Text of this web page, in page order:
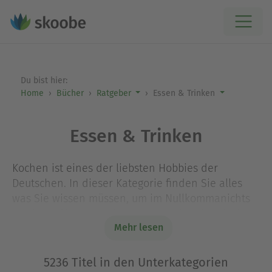
Du bist hier:
Home
Bücher Ratgeber Essen & Trinken
Essen & Trinken
Kochen ist eines der liebsten Hobbies der
Deutschen. In dieser Kategorie finden Sie alles
Hausmannskost über schnelle 30 Minuten
veganen Rezepten, hier ist von allem etwas dabei.
Mehr lesen
5236 Titel in den Unterkategorien